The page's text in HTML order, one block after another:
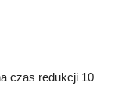
czas redukcji 10